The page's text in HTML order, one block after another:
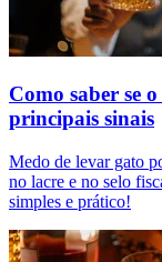
Como saber se
principais sinais
Medo de levar gato
no lacre e no selo
simples e prático!